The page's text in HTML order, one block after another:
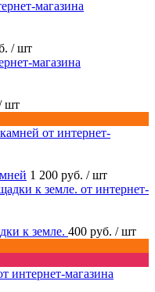
/ шт
шт
1 200 руб. / шт
к земле. 400 руб. / шт